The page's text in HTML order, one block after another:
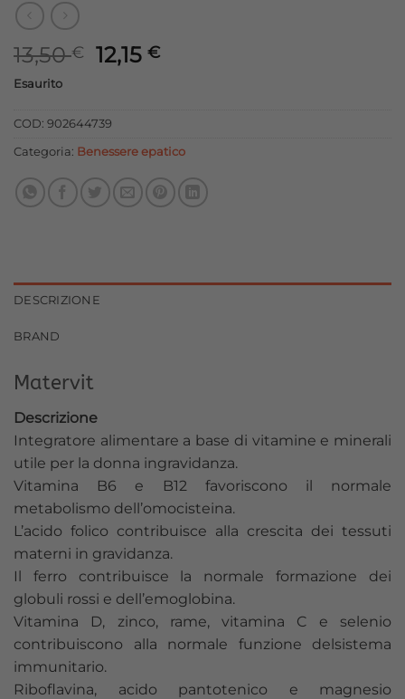
13,50€
Il
era:
13,50 €.
12,15€Il
12,15 €.
Esaurito
COD: 902644739
Categoria: Benessere epatico
DESCRIZIONE
BRAND
Matervit
Descrizione
Integratore alimentare a base di vitamine e minerali
utile per la donna ingravidanza.
Vitamina B6 e B12 favoriscono il normale
metabolismo dell’omocisteina.
L’acido folico contribuisce alla crescita dei tessuti
materni in gravidanza.
Il ferro contribuisce la normale formazione dei
globuli rossi e dell’emoglobina.
Vitamina D, zinco, rame, vitamina C e selenio
contribuiscono alla normale funzione delsistema
immunitario.
Riboflavina, acido pantotenico e magnesio